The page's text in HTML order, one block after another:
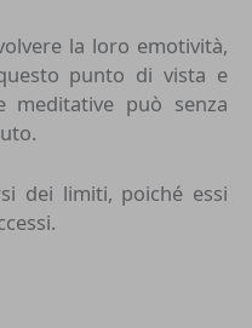
la loro emotività,
punto di vista e
meditative può senza
dei limiti, poiché essi